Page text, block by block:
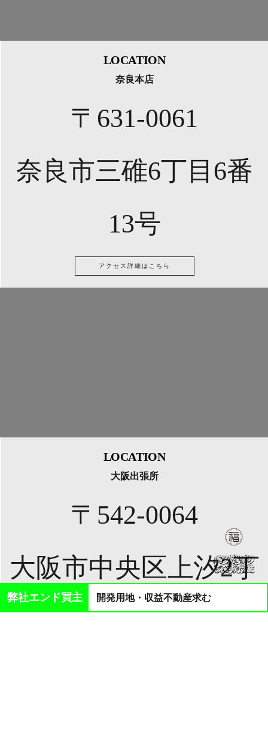
LOCATION
奈良本店
〒631-0061
奈良市三碓6丁目6番
13号
アクセス詳細はこちら
LOCATION
大阪出張所
〒542-0064
大阪市中央区上汐2丁
目3番3号 302号室
弊社エンド買主 開発用地・収益不動産求む